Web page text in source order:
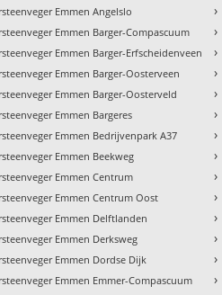
Emmen Angelslo
Emmen Barger-Compascuum
Emmen Barger-Erfscheidenveen
Emmen Barger-Oosterveen
Emmen Barger-Oosterveld
Emmen Bargeres
Emmen Bedrijvenpark A37
Emmen Beekweg
Emmen Centrum
Emmen Centrum Oost
Emmen Delftlanden
Emmen Derksweg
Emmen Dordse Dijk
Emmen Emmer-Compascuum
›
›
›
›
›
›
›
›
›
›
›
›
›
›